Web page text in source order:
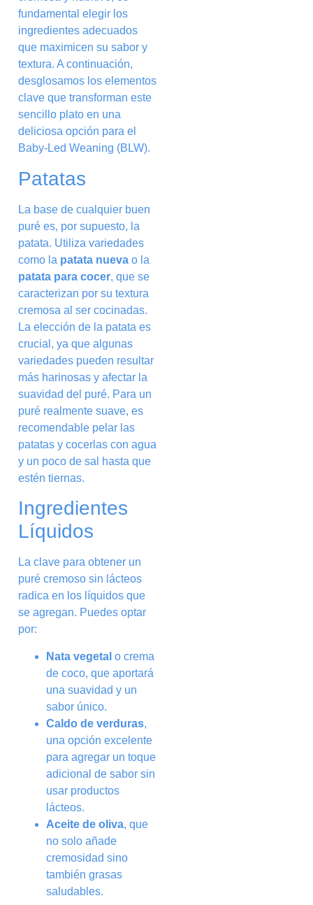
fundamental elegir los
ingredientes adecuados
que maximicen su sabor y
textura. A continuación,
desglosamos los elementos
clave que transforman este
sencillo plato en una
deliciosa opción para el
Baby-Led Weaning (BLW).
Patatas
La base de cualquier buen
puré es, por supuesto, la
patata. Utiliza variedades
como la patata nueva o la
patata para cocer, que se
caracterizan por su textura
cremosa al ser cocinadas.
La elección de la patata es
crucial, ya que algunas
variedades pueden resultar
más harinosas y afectar la
suavidad del puré. Para un
puré realmente suave, es
recomendable pelar las
patatas y cocerlas con agua
y un poco de sal hasta que
estén tiernas.
Ingredientes
Líquidos
La clave para obtener un
puré cremoso sin lácteos
radica en los líquidos que
se agregan. Puedes optar
por:
Nata vegetal o crema
de coco, que aportará
una suavidad y un
sabor único.
Caldo de verduras,
una opción excelente
para agregar un toque
adicional de sabor sin
usar productos
lácteos.
Aceite de oliva, que
no solo añade
cremosidad sino
también grasas
saludables.